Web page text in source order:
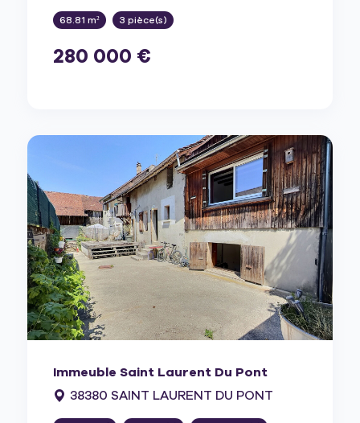
68.81 m² 3 pièce(s)
280 000 €
Immeuble Saint Laurent Du Pont
38380 SAINT LAURENT DU PONT